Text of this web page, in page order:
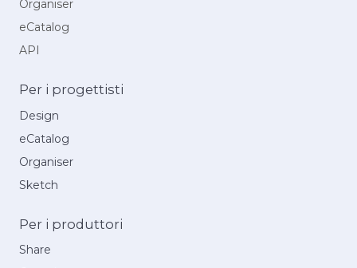
Organiser
eCatalog
API
Per i progettisti
Design
eCatalog
Organiser
Sketch
Per i produttori
Share